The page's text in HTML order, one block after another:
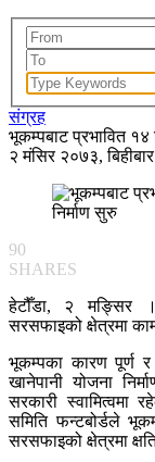
संग्रह
भूकम्पबाट प्रभावित १४
२ मंसिर २०७३,
90
SHARES
हेटौँडा, २ मङ्सिर ।
सरसफाइको क्षेत्रमा
भूकम्पका कारण पूर्ण
खानेपानी योजना
सरकारी स्वामित्वमा
समिति फन्टबोर्डले
सरसफाइको क्षेत्रमा